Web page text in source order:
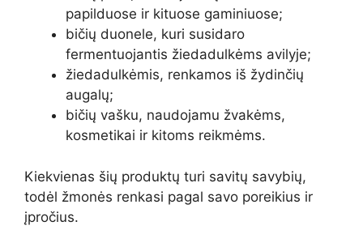
papilduose ir kituose gaminiuose;
bičių duonele, kuri susidaro
fermentuojantis žiedadulkėms avilyje;
žiedadulkėmis, renkamos iš žydinčių
augalų;
bičių vašku, naudojamu žvakėms,
kosmetikai ir kitoms reikmėms.
Kiekvienas šių produktų turi savitų savybių,
todėl žmonės renkasi pagal savo poreikius ir
įpročius.